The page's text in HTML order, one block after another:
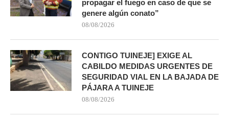
propagar el fuego en caso de que se
genere algún conato”
08/08/2026
CONTIGO TUINEJE] EXIGE AL
CABILDO MEDIDAS URGENTES DE
SEGURIDAD VIAL EN LA BAJADA DE
PÁJARA A TUINEJE
08/08/2026